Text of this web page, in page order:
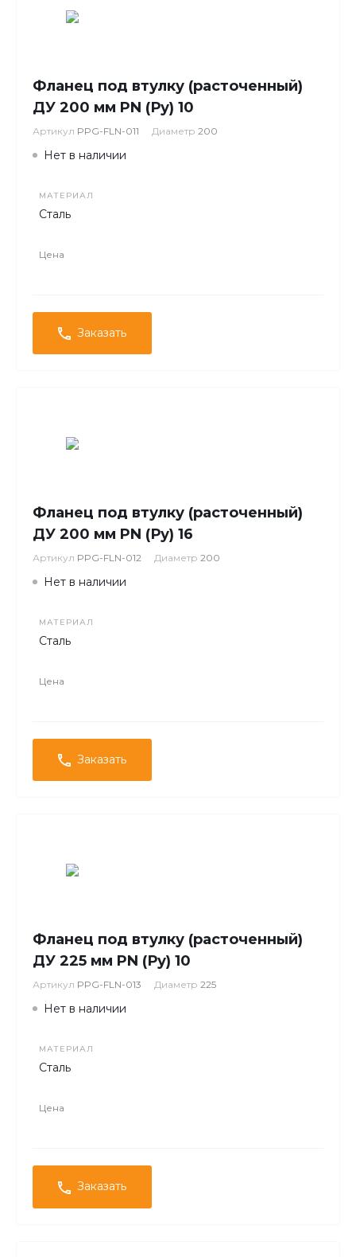
Фланец под втулку (расточенный)
ДУ 200 мм PN (Ру) 10
Артикул PPG-FLN-011 Диаметр 200
Нет в наличии
МАТЕРИАЛ
Сталь
Цена
Заказать
Фланец под втулку (расточенный)
ДУ 200 мм PN (Ру) 16
Артикул PPG-FLN-012 Диаметр 200
Нет в наличии
МАТЕРИАЛ
Сталь
Цена
Заказать
Фланец под втулку (расточенный)
ДУ 225 мм PN (Ру) 10
Артикул PPG-FLN-013 Диаметр 225
Нет в наличии
МАТЕРИАЛ
Сталь
Цена
Заказать